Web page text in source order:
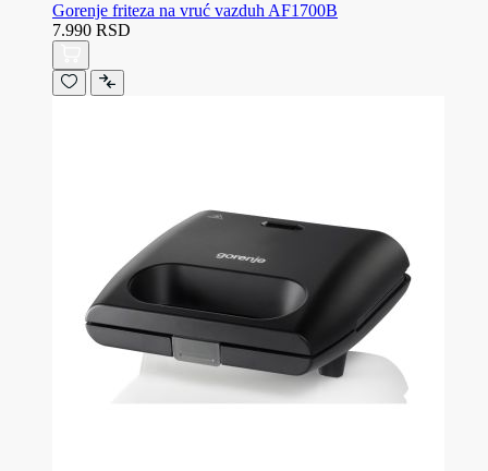
Gorenje friteza na vruć vazduh AF1700B
7.990 RSD